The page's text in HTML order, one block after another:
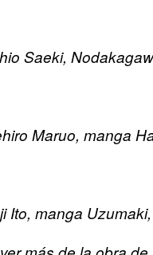
Saeki,
Maruo, manga
Ito, manga